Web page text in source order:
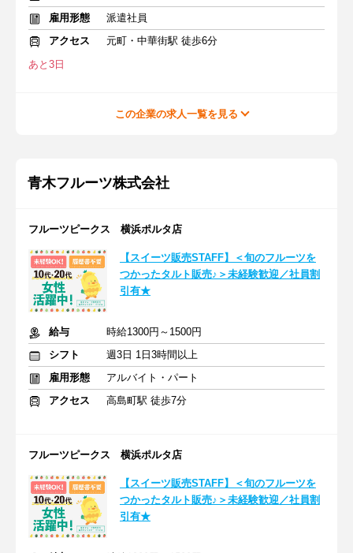
雇用形態
派遣社員
アクセス
元町・中華街駅 徒歩6分
あと3日
この企業の求人一覧を見る
青木フルーツ株式会社
フルーツピークス 横浜ポルタ店
【スイーツ販売STAFF】＜旬のフルーツを
つかったタルト販売♪＞未経験歓迎／社員割
引有★
給与
時給1300円～1500円
シフト
週3日 1日3時間以上
雇用形態
アルバイト・パート
アクセス
高島町駅 徒歩7分
フルーツピークス 横浜ポルタ店
【スイーツ販売STAFF】＜旬のフルーツを
つかったタルト販売♪＞未経験歓迎／社員割
引有★